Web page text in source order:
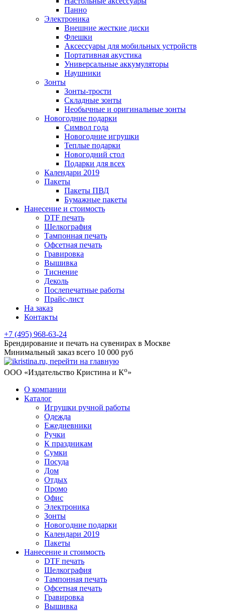
Панно
Электроника
Внешние жесткие диски
Флешки
Аксессуары для мобильных устройств
Портативная акустика
Универсальные аккумуляторы
Наушники
Зонты
Зонты-трости
Складные зонты
Необычные и оригинальные зонты
Новогодние подарки
Символ года
Новогодние игрушки
Теплые подарки
Новогодний стол
Подарки для всех
Календари 2019
Пакеты
Пакеты ПВД
Бумажные пакеты
Нанесение и стоимость
DTF печать
Шелкография
Тампонная печать
Офсетная печать
Гравировка
Вышивка
Тиснение
Деколь
Послепечатные работы
Прайс-лист
На заказ
Контакты
+7 (495) 968-63-24
Брендирование и печать на сувенирах в Москве
Минимальный заказ всего 10 000 руб
ООО «Издательство Кристина и Ко»
О компании
Каталог
Игрушки ручной работы
Одежда
Ежедневники
Ручки
К праздникам
Сумки
Посуда
Дом
Отдых
Промо
Офис
Электроника
Зонты
Новогодние подарки
Календари 2019
Пакеты
Нанесение и стоимость
DTF печать
Шелкография
Тампонная печать
Офсетная печать
Гравировка
Вышивка